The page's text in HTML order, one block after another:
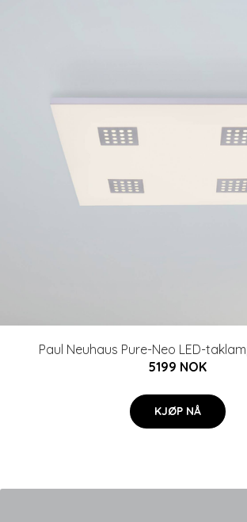
Paul Neuhaus Pure-Neo LED-
5199 NOK
KJØP NÅ